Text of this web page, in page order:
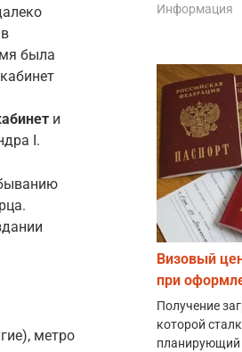
была
и
I.
метро
Информация
Визовый
при
Получение
которой
планирующий